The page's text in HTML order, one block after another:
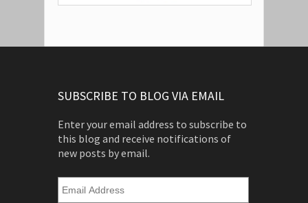
SUBSCRIBE TO BLOG VIA EMAIL
Enter your email address to subscribe to
this blog and receive notifications of
new posts by email.
Email